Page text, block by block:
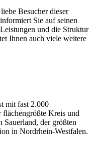
Besucher dieser
Sie auf seinen
und die Struktur
Ihnen auch viele weitere
mit fast 2.000
flächengrößte Kreis und
Sauerland, der größten
in Nordrhein-Westfalen.